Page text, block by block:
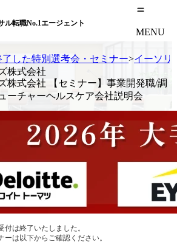
ル転職No.1エージェント
MENU
了した特別選考会・セミナー>イーソリ
株式会社
株式会社 【セミナー】事業開発職/調
ーチャーヘルスケア会社説明会
は終了いたしました。
は以下からご確認ください。